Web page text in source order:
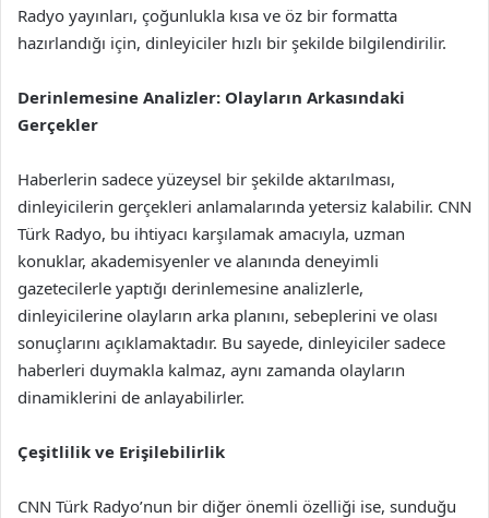
Radyo yayınları, çoğunlukla kısa ve öz bir formatta
hazırlandığı için, dinleyiciler hızlı bir şekilde bilgilendirilir.
Derinlemesine Analizler: Olayların Arkasındaki
Gerçekler
Haberlerin sadece yüzeysel bir şekilde aktarılması,
dinleyicilerin gerçekleri anlamalarında yetersiz kalabilir. CNN
Türk Radyo, bu ihtiyacı karşılamak amacıyla, uzman
konuklar, akademisyenler ve alanında deneyimli
gazetecilerle yaptığı derinlemesine analizlerle,
dinleyicilerine olayların arka planını, sebeplerini ve olası
sonuçlarını açıklamaktadır. Bu sayede, dinleyiciler sadece
haberleri duymakla kalmaz, aynı zamanda olayların
dinamiklerini de anlayabilirler.
Çeşitlilik ve Erişilebilirlik
CNN Türk Radyo’nun bir diğer önemli özelliği ise, sunduğu